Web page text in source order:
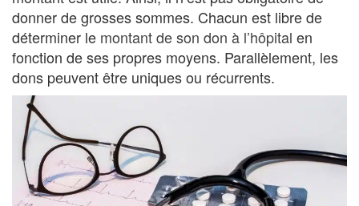
donner de grosses sommes. Chacun est libre de
déterminer le montant de son don à l’hôpital en
fonction de ses propres moyens. Parallèlement, les
dons peuvent être uniques ou récurrents.